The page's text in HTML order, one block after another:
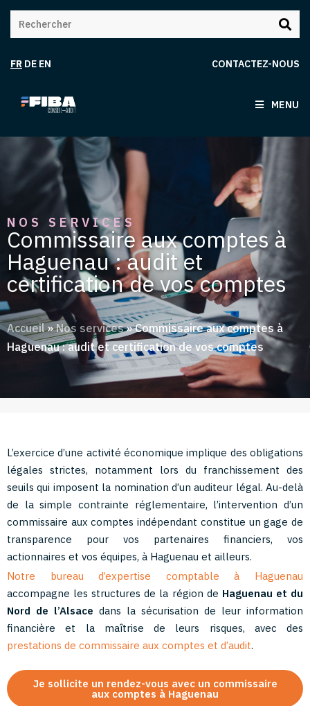
FR DE EN CONTACTEZ-NOUS
MENU
NOS SERVICES
Commissaire aux comptes à
Haguenau : audit et
certification de vos comptes
Accueil»Nos services»Commissaire aux comptes à
Haguenau : audit et certification de vos comptes
L’exercice d’une activité économique implique des obligations
légales strictes, notamment lors du franchissement des
seuils qui imposent la nomination d’un auditeur légal. Au-delà
de la simple contrainte réglementaire, l’intervention d’un
commissaire aux comptes indépendant constitue un gage de
transparence pour vos partenaires financiers, vos
actionnaires et vos équipes, à Haguenau et ailleurs.
Notre bureau d’expertise comptable à Haguenau
accompagne les structures de la région de Haguenau et du
Nord de l’Alsace dans la sécurisation de leur information
financière et la maîtrise de leurs risques, avec des
prestations de commissaire aux comptes et d’audit.
Je sollicite un rendez-vous avec un commissaire
aux comptes à Haguenau